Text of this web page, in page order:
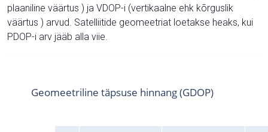
plaaniline väärtus ) ja VDOP-i (vertikaalne ehk kõrguslik
väärtus ) arvud. Satelliitide geomeetriat loetakse heaks, kui
PDOP-i arv jääb alla viie.
Geomeetriline täpsuse hinnang (GDOP)